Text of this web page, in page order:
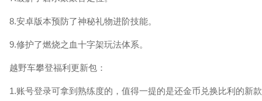
8.安卓版本预防了神秘礼物进阶技能。
9.修护了燃烧之血十字架玩法体系。
越野车攀登福利更新包：
1.账号登录可拿到熟练度的，值得一提的是还金币兑换比利的新款